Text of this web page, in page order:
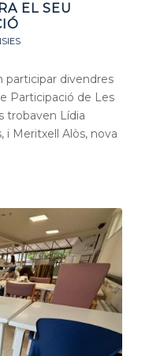
EL SEU
participar divendres
Participació de Les
trobaven Lídia
i Meritxell Alòs, nova